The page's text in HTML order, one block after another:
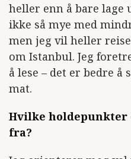
heller enn å bare lage
ikke så mye med
men jeg vil heller
om Istanbul. Jeg
å lese – det er bedre å
mat.
Hvilke
fra?